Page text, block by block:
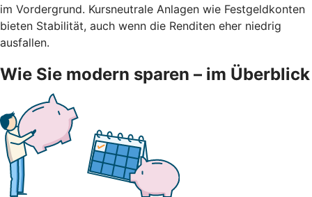
im Vordergrund. Kursneutrale Anlagen wie Festgeldkonten
bieten Stabilität, auch wenn die Renditen eher niedrig
ausfallen.
Wie Sie modern sparen – im Überblick